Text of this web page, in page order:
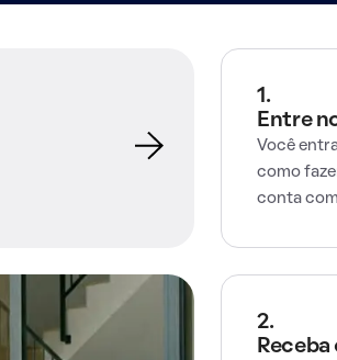
1.
Entre
Você
como
conta
2.